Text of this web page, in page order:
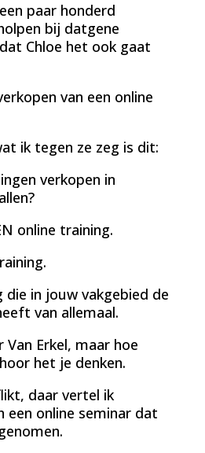
paar honderd
bij datgene
Chloe het ook gaat
van een online
ik tegen ze zeg is dit:
verkopen in
online training.
die in jouw vakgebied de
van allemaal.
Van Erkel, maar hoe
het je denken.
daar vertel ik
een online seminar dat